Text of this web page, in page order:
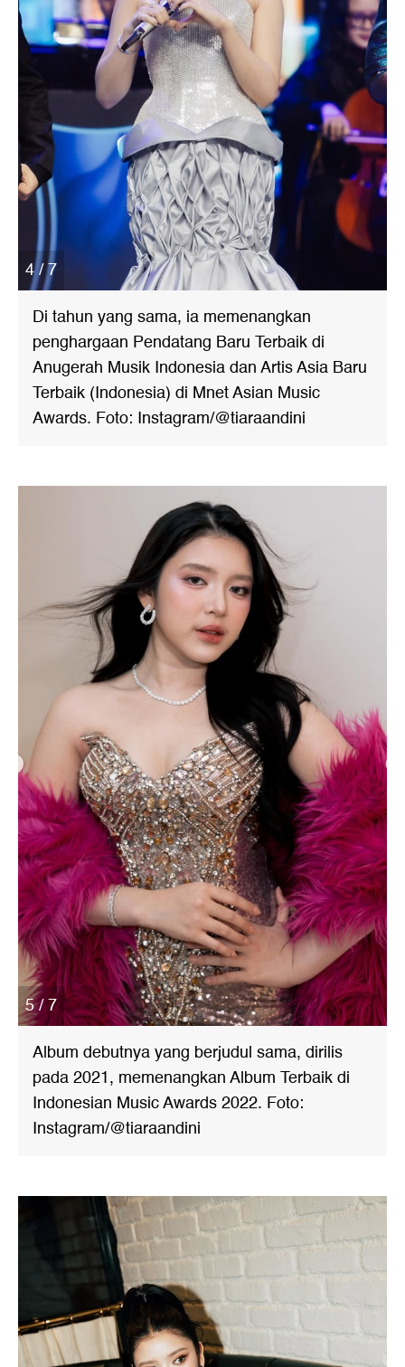
4 / 7
Di tahun yang sama, ia memenangkan
penghargaan Pendatang Baru Terbaik di
Anugerah Musik Indonesia dan Artis Asia Baru
Terbaik (Indonesia) di Mnet Asian Music
Awards. Foto: Instagram/@tiaraandini
5 / 7
Album debutnya yang berjudul sama, dirilis
pada 2021, memenangkan Album Terbaik di
Indonesian Music Awards 2022. Foto:
Instagram/@tiaraandini